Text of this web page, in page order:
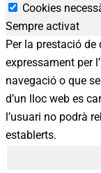
Cookies
Sempre activat
Per la prestació
expressament per
navegació o que
d’un lloc web es
l’usuari no podrà
establerts.